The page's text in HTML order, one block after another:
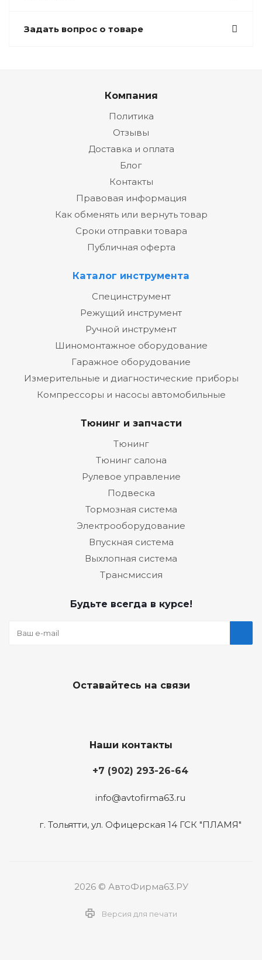
Задать вопрос о товаре
Компания
Политика
Отзывы
Доставка и оплата
Блог
Контакты
Правовая информация
Как обменять или вернуть товар
Сроки отправки товара
Публичная оферта
Каталог инструмента
Специнструмент
Режущий инструмент
Ручной инструмент
Шиномонтажное оборудование
Гаражное оборудование
Измерительные и диагностические приборы
Компрессоры и насосы автомобильные
Тюнинг и запчасти
Тюнинг
Тюнинг салона
Рулевое управление
Подвеска
Тормозная система
Электрооборудование
Впускная система
Выхлопная система
Трансмиссия
Будьте всегда в курсе!
Оставайтесь на связи
Наши контакты
+7 (902) 293-26-64
info@avtofirma63.ru
г. Тольятти, ул. Офицерская 14 ГСК "ПЛАМЯ"
2026 © АвтоФирма63.РУ
Версия для печати